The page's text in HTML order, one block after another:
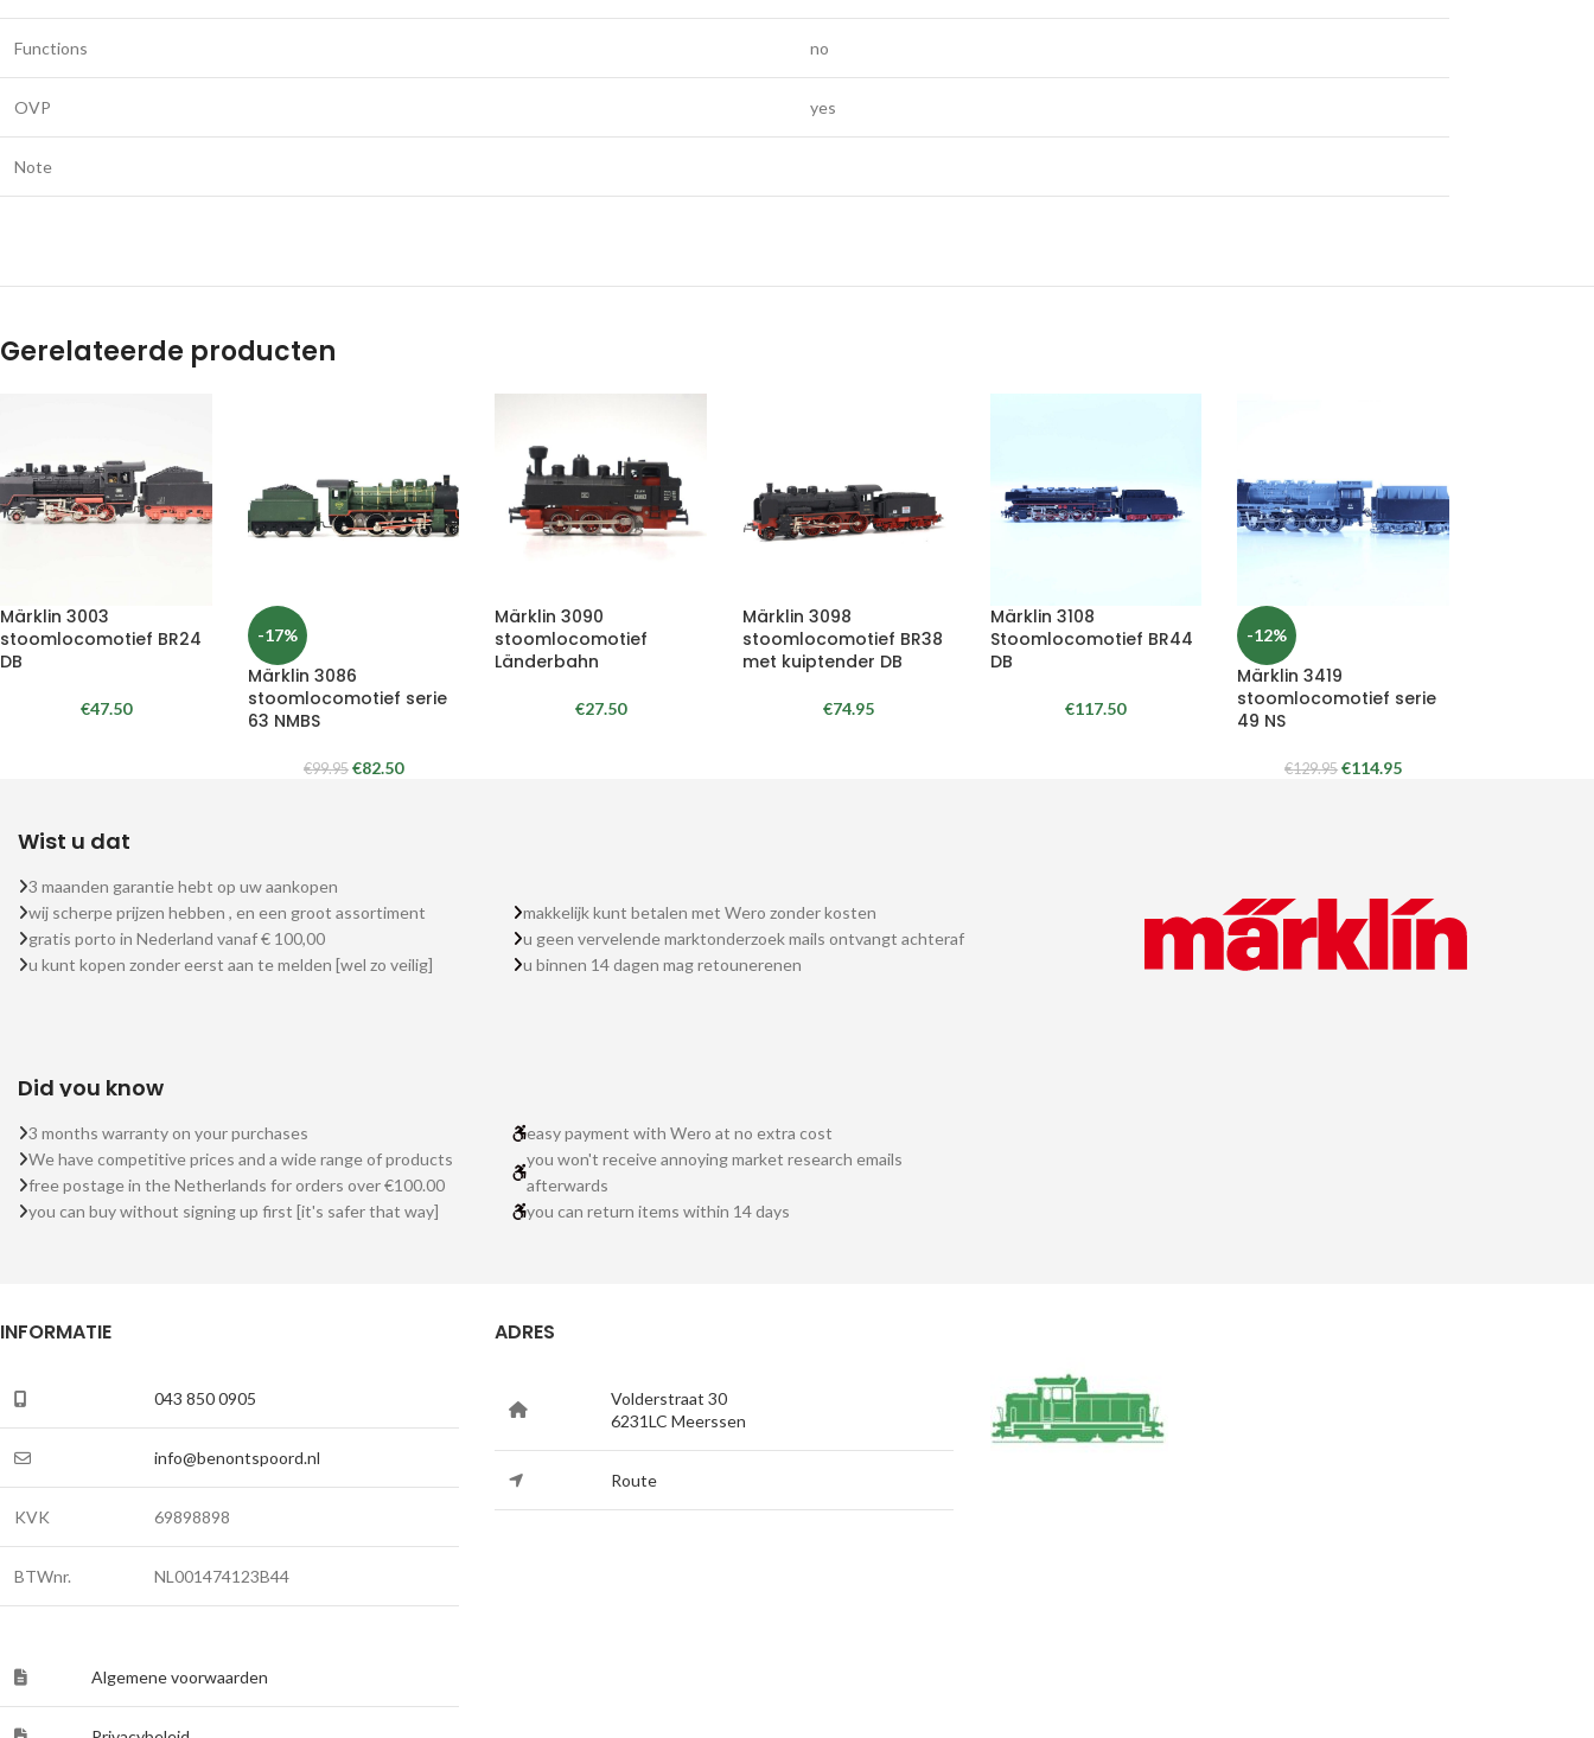
Functions no
OVP yes
Note
Gerelateerde producten
Märklin 3003
stoomlocomotief BR24
DB
€47.50
-17%
Märklin 3086
stoomlocomotief serie
63 NMBS
€99.95 €82.50
Märklin 3090
stoomlocomotief
Länderbahn
€27.50
Märklin 3098
stoomlocomotief BR38
met kuiptender DB
€74.95
Märklin 3108
Stoomlocomotief BR44
DB
€117.50
-12%
Märklin 3419
stoomlocomotief serie
49 NS
€129.95 €114.95
Wist u dat
3 maanden garantie hebt op uw aankopen
wij scherpe prijzen hebben , en een groot assortiment
gratis porto in Nederland vanaf € 100,00
u kunt kopen zonder eerst aan te melden [wel zo veilig]
makkelijk kunt betalen met Wero zonder kosten
u geen vervelende marktonderzoek mails ontvangt achteraf
u binnen 14 dagen mag retounerenen
Did you know
3 months warranty on your purchases
We have competitive prices and a wide range of products
free postage in the Netherlands for orders over €100.00
you can buy without signing up first [it's safer that way]
easy payment with Wero at no extra cost
you won't receive annoying market research emails
afterwards
you can return items within 14 days
INFORMATIE
043 850 0905
info@benontspoord.nl
KVK 69898898
BTWnr. NL001474123B44
Algemene voorwaarden
ADRES
Volderstraat 30
6231LC Meerssen
Route